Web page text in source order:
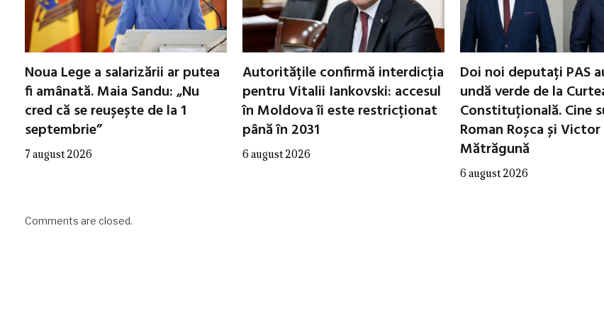
Noua Lege a salarizării ar putea
fi amânată. Maia Sandu: „Nu
cred că se reușește de la 1
septembrie”
7 august 2026
Autoritățile confirmă interdicția
pentru Vitalii Iankovski: accesul
în Moldova îi este restricționat
până în 2031
6 august 2026
Doi noi deputați PAS
undă verde de la
Constituțională. Cine
Roman Roșca și Victor
Mătrăgună
6 august 2026
Comments are closed.